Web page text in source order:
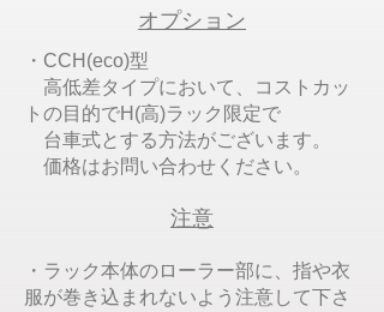
オプション
・CCH(eco)型
高低差タイプにおいて、コストカッ
トの目的でH(高)ラック限定で
台車式とする方法がございます。
​ 価格はお問い合わせください。
注意
・ラック本体のローラー部に、指や衣
服が巻き込まれないよう注意して下さ